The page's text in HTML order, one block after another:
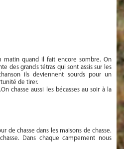
matin quand il fait encore sombre. On
des grands tétras qui sont assis sur les
ils deviennent sourds pour un
de tirer.
chasse aussi les bécasses au soir à la
de chasse dans les maisons de chasse.
Dans chaque campement nous